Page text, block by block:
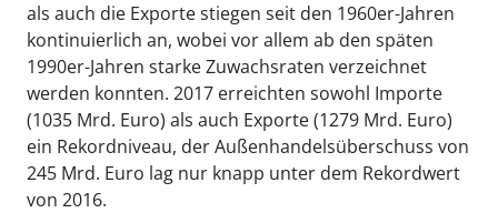
als auch die Exporte stiegen seit den 1960er-Jahren
kontinuierlich an, wobei vor allem ab den späten
1990er-Jahren starke Zuwachsraten verzeichnet
werden konnten. 2017 erreichten sowohl Importe
(1035 Mrd. Euro) als auch Exporte (1279 Mrd. Euro)
ein Rekordniveau, der Außenhandelsüberschuss von
245 Mrd. Euro lag nur knapp unter dem Rekordwert
von 2016.